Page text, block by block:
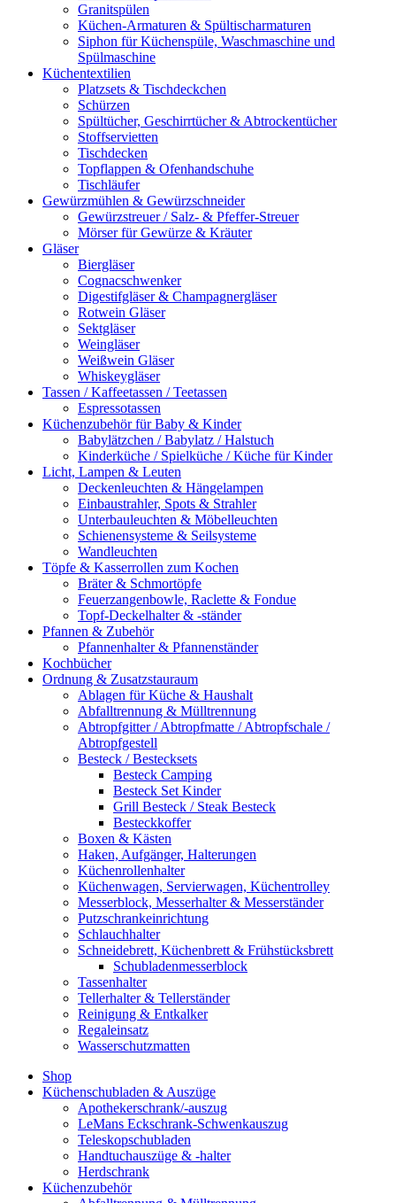
Granitspülen
Küchen-Armaturen & Spültischarmaturen
Siphon für Küchenspüle, Waschmaschine und
Spülmaschine
Küchentextilien
Platzsets & Tischdeckchen
Schürzen
Spültücher, Geschirrtücher & Abtrockentücher
Stoffservietten
Tischdecken
Topflappen & Ofenhandschuhe
Tischläufer
Gewürzmühlen & Gewürzschneider
Gewürzstreuer / Salz- & Pfeffer-Streuer
Mörser für Gewürze & Kräuter
Gläser
Biergläser
Cognacschwenker
Digestifgläser & Champagnergläser
Rotwein Gläser
Sektgläser
Weingläser
Weißwein Gläser
Whiskeygläser
Tassen / Kaffeetassen / Teetassen
Espressotassen
Küchenzubehör für Baby & Kinder
Babylätzchen / Babylatz / Halstuch
Kinderküche / Spielküche / Küche für Kinder
Licht, Lampen & Leuten
Deckenleuchten & Hängelampen
Einbaustrahler, Spots & Strahler
Unterbauleuchten & Möbelleuchten
Schienensysteme & Seilsysteme
Wandleuchten
Töpfe & Kasserrollen zum Kochen
Bräter & Schmortöpfe
Feuerzangenbowle, Raclette & Fondue
Topf-Deckelhalter & -ständer
Pfannen & Zubehör
Pfannenhalter & Pfannenständer
Kochbücher
Ordnung & Zusatzstauraum
Ablagen für Küche & Haushalt
Abfalltrennung & Mülltrennung
Abtropfgitter / Abtropfmatte / Abtropfschale /
Abtropfgestell
Besteck / Bestecksets
Besteck Camping
Besteck Set Kinder
Grill Besteck / Steak Besteck
Besteckkoffer
Boxen & Kästen
Haken, Aufgänger, Halterungen
Küchenrollenhalter
Küchenwagen, Servierwagen, Küchentrolley
Messerblock, Messerhalter & Messerständer
Putzschrankeinrichtung
Schlauchhalter
Schneidebrett, Küchenbrett & Frühstücksbrett
Schubladenmesserblock
Tassenhalter
Tellerhalter & Tellerständer
Reinigung & Entkalker
Regaleinsatz
Wasserschutzmatten
Shop
Küchenschubladen & Auszüge
Apothekerschrank/-auszug
LeMans Eckschrank-Schwenkauszug
Teleskopschubladen
Handtuchauszüge & -halter
Herdschrank
Küchenzubehör